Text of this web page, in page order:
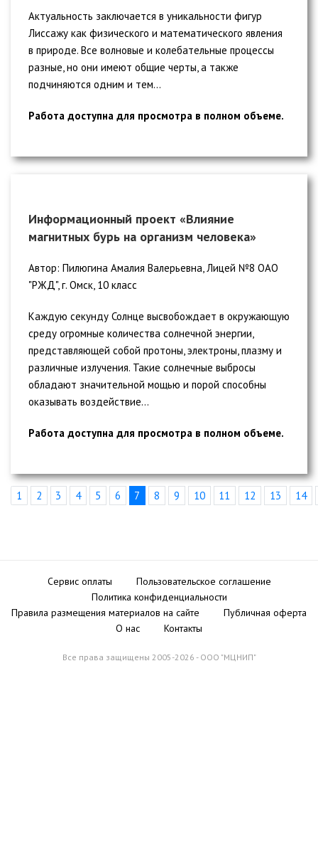
Актуальность заключается в уникальности фигур
Лиссажу как физического и математического явления
в природе. Все волновые и колебательные процессы
разные, но они имеют общие черты, а также
подчиняются одним и тем...
Работа доступна для просмотра в полном объеме.
Информационный проект «Влияние
магнитных бурь на организм человека»
Автор: Пилюгина Амалия Валерьевна, Лицей №8 ОАО
"РЖД", г. Омск, 10 класс
Каждую секунду Солнце высвобождает в окружающую
среду огромные количества солнечной энергии,
представляющей собой протоны, электроны, плазму и
различные излучения. Такие солнечные выбросы
обладают значительной мощью и порой способны
оказывать воздействие...
Работа доступна для просмотра в полном объеме.
1 2 3 4 5 6 7 8 9 10 11 12 13 14
Сервис оплаты
Пользовательское соглашение
Политика конфиденциальности
Правила размещения материалов на сайте
Публичная оферта
О нас
Контакты
Все права защищены 2005-2026 - ООО "МЦНИП"